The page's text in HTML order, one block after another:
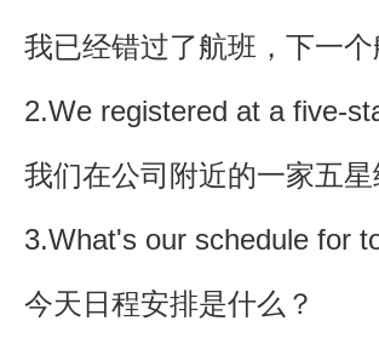
我已经错过了航班，下一
2.We registered at a five-
我们在公司附近的一家五
3.What's our schedule for
今天日程安排是什么？